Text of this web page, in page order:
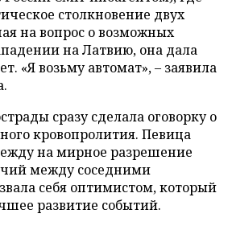
столкновение двух
на вопрос о возможных
на Латвию, она дала
«Я возьму автомат», – заявила
сразу сделала оговорку о
кровопролития. Певица
на мирное разрешение
между соседними
себя оптимистом, который
развитие событий.